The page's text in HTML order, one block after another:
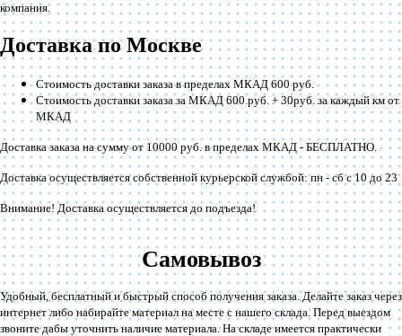
компания.
Доставка по Москве
Стоимость доставки заказа в пределах МКАД 600 руб.
Стоимость доставки заказа за МКАД 600 руб. + 30руб. за каждый км от
МКАД
Доставка заказа на сумму от 10000 руб. в пределах МКАД - БЕСПЛАТНО
Доставка осуществляется собственной курьерской службой: пн - сб с 10 до 23
Внимание! Доставка осуществляется до подъезда!
Самовывоз
Удобный, бесплатный и быстрый способ получения заказа. Делайте заказ через
интернет либо набирайте материал на месте с нашего склада. Перед выездом
звоните дабы уточнить наличие материала. На складе имеется практически